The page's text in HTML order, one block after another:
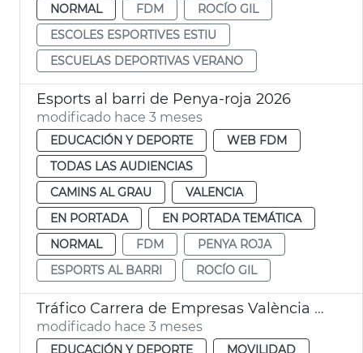
NORMAL
FDM
ROCÍO GIL
ESCOLES ESPORTIVES ESTIU
ESCUELAS DEPORTIVAS VERANO
Esports al barri de Penya-roja 2026
modificado hace 3 meses
EDUCACIÓN Y DEPORTE
WEB FDM
TODAS LAS AUDIENCIAS
CAMINS AL GRAU
VALENCIA
EN PORTADA
EN PORTADA TEMÁTICA
NORMAL
FDM
PENYA ROJA
ESPORTS AL BARRI
ROCÍO GIL
Tráfico Carrera de Empresas València 2026
modificado hace 3 meses
EDUCACIÓN Y DEPORTE
MOVILIDAD